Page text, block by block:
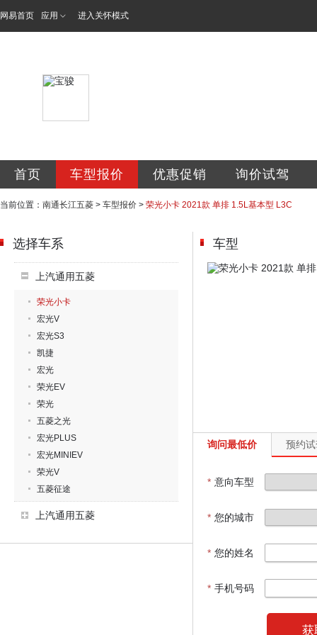
网易首页 应用 进入关怀模式
首页 车型报价 优惠促销 询价试驾
当前位置： 南通长江五菱 > 车型报价 > 荣光小卡 2021款 单排 1.5L基本型 L3C
选择车系
上汽通用五菱
荣光小卡
宏光V
宏光S3
凯捷
宏光
荣光EV
荣光
五菱之光
宏光PLUS
宏光MINIEV
荣光V
五菱征途
上汽通用五菱
车型
询问最低价 预约
* 意向车型
* 您的城市
* 您的姓名
* 手机号码
获